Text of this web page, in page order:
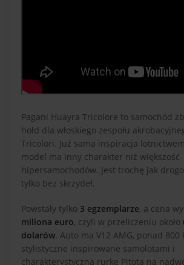
Pagani Huayra Tricolore to samochód
hołd dla włoskiego zespołu
Tricolori. Już sama inspiracja
model ma inny charakter niż większość
hipersamochodów. Jest trochę jak
tylko bez skrzydeł.
Powstały tylko 3 egzemplarze, a cena
miliona euro, czyli w przeliczeniu około
dolarów. Auto ma V12 AMG, ponad 800
stylistyczne inspirowane samolotami i
charakterystyczną rurkę Pitota na